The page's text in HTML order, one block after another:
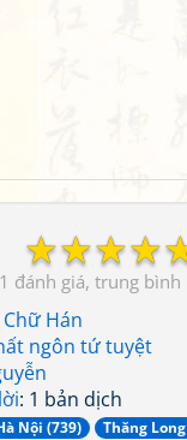
☆
☆
☆
☆
1
Chữ Hán
ngôn tứ tuyệt
: 1 bản dịch
Nội (739) Thăng